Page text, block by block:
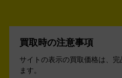
買取時の注意事項
サイトの表示の買取価格は、
ます。